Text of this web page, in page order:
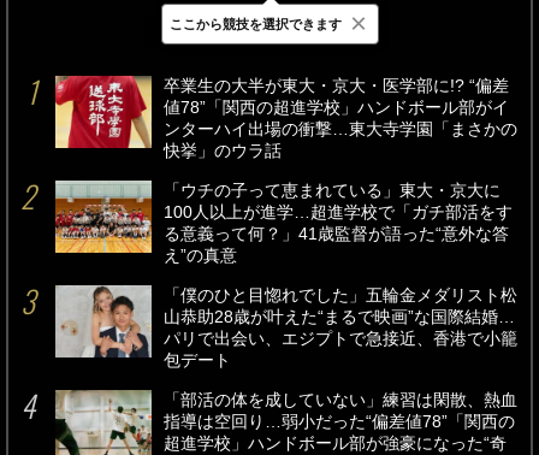
最新 24時間 週間
卒業生の大半が東大・京大・医学部に!? “偏差
値78”「関西の超進学校」ハンドボール部がイ
ンターハイ出場の衝撃…東大寺学園「まさかの
快挙」のウラ話
「ウチの子って恵まれている」東大・京大に
100人以上が進学…超進学校で「ガチ部活をす
る意義って何？」41歳監督が語った“意外な答
え”の真意
「僕のひと目惚れでした」五輪金メダリスト松
山恭助28歳が叶えた“まるで映画”な国際結婚…
パリで出会い、エジプトで急接近、香港で小籠
包デート
「部活の体を成していない」練習は閑散、熱血
指導は空回り…弱小だった“偏差値78”「関西の
超進学校」ハンドボール部が強豪になった“奇
ここから競技を選択できます ×